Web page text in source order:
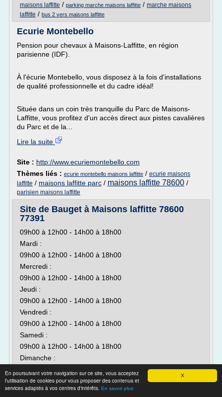
X
En poursuivant votre navigation sur ce site, vous acceptez
l'utilisation de cookies pour vous proposer des contenus et
services adaptés à vos centres d'intérêts. En savoir plus
maisons laffitte / parking marche maisons laffitte / marche maisons
laffitte / bus 2 vers maisons laffitte
Ecurie Montebello
Pension pour chevaux à Maisons-Laffitte, en région
parisienne (IDF).
À l'écurie Montebello, vous disposez à la fois d'installations
de qualité professionnelle et du cadre idéal!
Située dans un coin très tranquille du Parc de Maisons-
Laffitte, vous profitez d'un accès direct aux pistes cavalières
du Parc et de la...
Lire la suite
Site : http://www.ecuriemontebello.com
Thèmes liés : ecurie montebello maisons laffitte / ecurie maisons
laffitte / maisons laffitte parc / maisons laffitte 78600 /
parisien maisons laffitte
Site de Bauget à Maisons laffitte 78600
77391
09h00 à 12h00 - 14h00 à 18h00
Mardi :
09h00 à 12h00 - 14h00 à 18h00
Mercredi :
09h00 à 12h00 - 14h00 à 18h00
Jeudi :
09h00 à 12h00 - 14h00 à 18h00
Vendredi :
09h00 à 12h00 - 14h00 à 18h00
Samedi :
09h00 à 12h00 - 14h00 à 18h00
Dimanche :
Précision sur les...